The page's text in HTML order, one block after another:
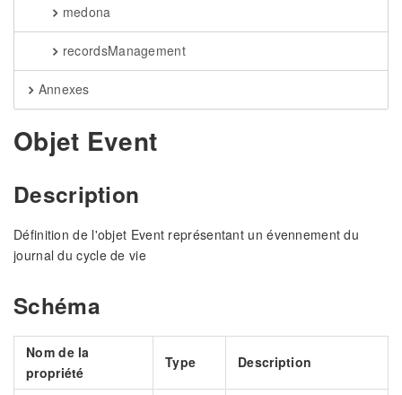
medona
recordsManagement
Annexes
Objet Event
Description
Définition de l'objet Event représentant un évennement du
journal du cycle de vie
Schéma
Nom de la
propriété
Type Description